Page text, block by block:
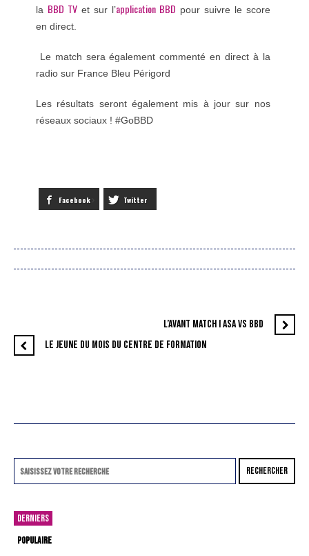
la BBD TVet sur l’application BBD pour suivre le score
en direct.
Le match sera également commenté en direct à la
radio sur France Bleu Périgord
Les résultats seront également mis à jour sur nos
réseaux sociaux ! #GoBBD
Facebook Twitter
L’AVANT MATCH I ASA VS BBD
LE JEUNE DU MOIS DU CENTRE DE FORMATION
RECHERCHER
DERNIERS
POPULAIRE